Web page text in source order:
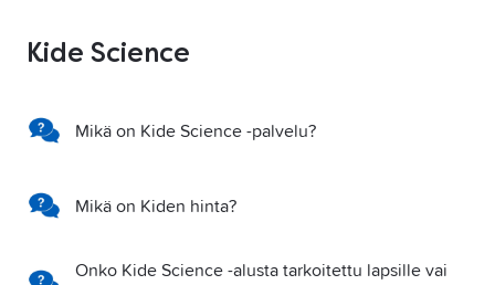
Kide Science
Mikä on Kide Science -palvelu?
Mikä on Kiden hinta?
Onko Kide Science -alusta tarkoitettu lapsille vai